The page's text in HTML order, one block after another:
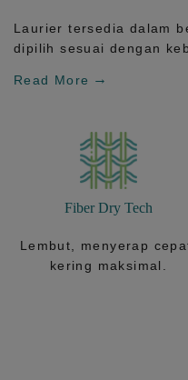
Laurier tersedia dalam
dipilih sesuai dengan
Read More
Fiber Dry Tech
Lembut, menyerap
kering maksimal.